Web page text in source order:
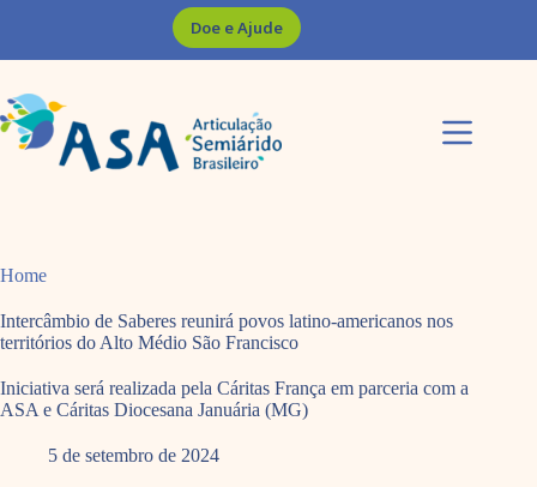
Doe e Ajude
Home
Intercâmbio de Saberes reunirá povos latino-americanos nos
territórios do Alto Médio São Francisco
Iniciativa será realizada pela Cáritas França em parceria com a
ASA e Cáritas Diocesana Januária (MG)
5 de setembro de 2024